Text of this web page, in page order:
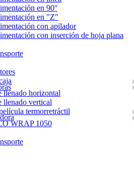
en 90°
en "Z"
con apilador
con inserción de hoja plana
llenado horizontal
llenado vertical
termorretráctil
WRAP 1050